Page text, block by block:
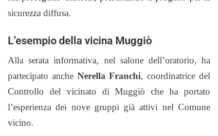
sicurezza diffusa.
L’esempio della vicina Muggiò
Alla serata informativa, nel salone dell’oratorio, ha
partecipato anche Nerella Franchi, coordinatrice del
Controllo del vicinato di Muggiò che ha portato
l’esperienza dei nove gruppi già attivi nel Comune
vicino.